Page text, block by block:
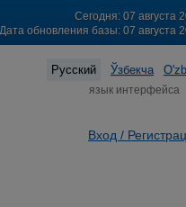
Сегодня: 07 августа
Дата обновления базы: 07 августа
Русский Ўзбекча
язык интерфейса
Вход /